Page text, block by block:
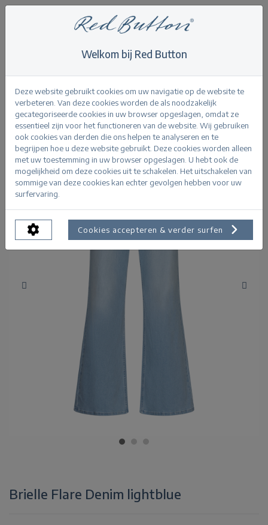
> Brielle Flare Denim lightblue
Terug
Brielle Flare Denim lightblue
Welkom bij Red Button
Deze website gebruikt cookies om uw navigatie op de website te
verbeteren. Van deze cookies worden de als noodzakelijk
gecategoriseerde cookies in uw browser opgeslagen, omdat ze
essentieel zijn voor het functioneren van de website. Wij gebruiken
ook cookies van derden die ons helpen te analyseren en te
begrijpen hoe u deze website gebruikt. Deze cookies worden alleen
met uw toestemming in uw browser opgeslagen. U hebt ook de
mogelijkheid om deze cookies uit te schakelen. Het uitschakelen van
sommige van deze cookies kan echter gevolgen hebben voor uw
surfervaring.
Cookies accepteren & verder surfen